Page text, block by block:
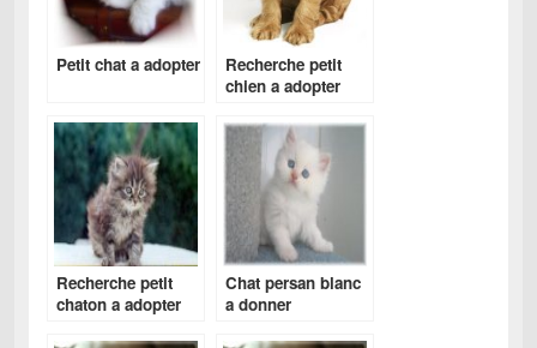
Petit chat a adopter
Recherche petit
chien a adopter
Recherche petit
chaton a adopter
Chat persan blanc
a donner